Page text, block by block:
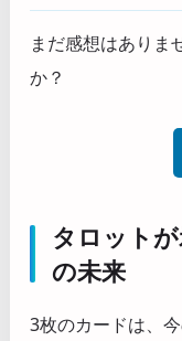
まだ感想はありま
か？
タロット
の未来
3枚のカードは、